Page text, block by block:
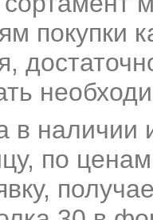
покупки
в
по